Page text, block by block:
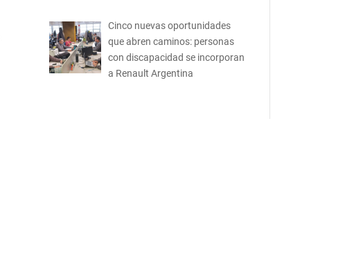
Cinco nuevas oportunidades
que abren caminos: personas
con discapacidad se incorporan
a Renault Argentina